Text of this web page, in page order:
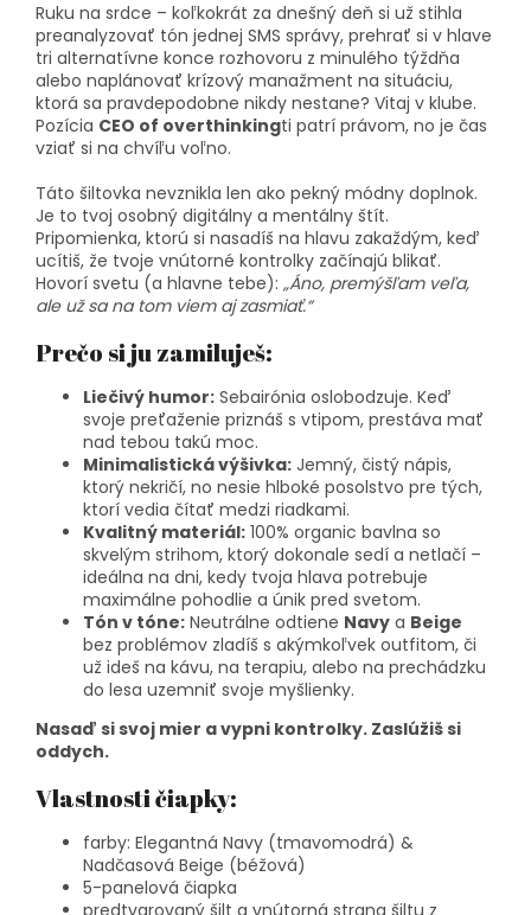
Ruku na srdce – koľkokrát za dnešný deň si už stihla
preanalyzovať tón jednej SMS správy, prehrať si v hlave
tri alternatívne konce rozhovoru z minulého týždňa
alebo naplánovať krízový manažment na situáciu,
ktorá sa pravdepodobne nikdy nestane? Vitaj v klube.
Pozícia CEO of overthinkingti patrí právom, no je čas
vziať si na chvíľu voľno.
Táto šiltovka nevznikla len ako pekný módny doplnok.
Je to tvoj osobný digitálny a mentálny štít.
Pripomienka, ktorú si nasadíš na hlavu zakaždým, keď
ucítiš, že tvoje vnútorné kontrolky začínajú blikať.
Hovorí svetu (a hlavne tebe): „Áno, premýšľam veľa,
ale už sa na tom viem aj zasmiať.“
Prečo si ju zamiluješ:
Liečivý humor: Sebairónia oslobodzuje. Keď
svoje preťaženie priznáš s vtipom, prestáva mať
nad tebou takú moc.
Minimalistická výšivka: Jemný, čistý nápis,
ktorý nekričí, no nesie hlboké posolstvo pre tých,
ktorí vedia čítať medzi riadkami.
Kvalitný materiál: 100% organic bavlna so
skvelým strihom, ktorý dokonale sedí a netlačí –
ideálna na dni, kedy tvoja hlava potrebuje
maximálne pohodlie a únik pred svetom.
Tón v tóne: Neutrálne odtiene Navy a Beige
bez problémov zladíš s akýmkoľvek outfitom, či
už ideš na kávu, na terapiu, alebo na prechádzku
do lesa uzemniť svoje myšlienky.
Nasaď si svoj mier a vypni kontrolky. Zaslúžiš si
oddych.
Vlastnosti čiapky:
farby: Elegantná Navy (tmavomodrá) &
Nadčasová Beige (béžová)
5-panelová čiapka
predtvarovaný šilt a vnútorná strana šiltu z